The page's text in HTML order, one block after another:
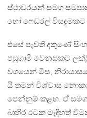
ස්ථාවරයන් සමග
හෝ ෆෙඩරල් විසඳුමකට
එසේ පැවති දකුණේ
පසුගාමී වෙනසකට
වශයෙන් මිස,
යි තමන් විශ්වාස
පෙන්නුම් කළහ. ඒ
බාහිර රටක මැදිහත්